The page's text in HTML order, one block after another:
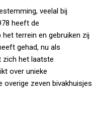
veelal bij
heeft de
terrein en gebruiken zij
gehad, nu als
zich het laatste
over unieke
zeven bivakhuisjes